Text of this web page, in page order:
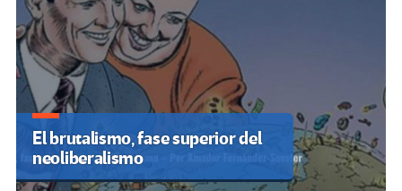
El brutalismo, fase superior del
neoliberalismo